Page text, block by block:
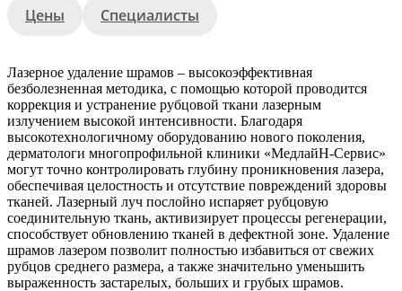
Цены Специалисты
Лазерное удаление шрамов – высокоэффективная
безболезненная методика, с помощью которой проводится
коррекция и устранение рубцовой ткани лазерным
излучением высокой интенсивности. Благодаря
высокотехнологичному оборудованию нового поколения,
дерматологи многопрофильной клиники «МедлайН-Сервис»
могут точно контролировать глубину проникновения лазера,
обеспечивая целостность и отсутствие повреждений здоровы
тканей. Лазерный луч послойно испаряет рубцовую
соединительную ткань, активизирует процессы регенерации,
способствует обновлению тканей в дефектной зоне. Удаление
шрамов лазером позволит полностью избавиться от свежих
рубцов среднего размера, а также значительно уменьшить
выраженность застарелых, больших и грубых шрамов.